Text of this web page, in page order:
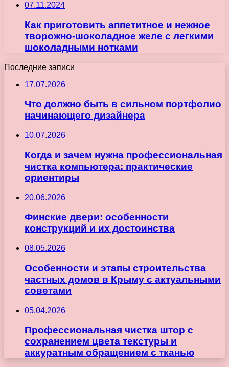
07.11.2024
Как приготовить аппетитное и нежное
творожно-шоколадное желе с легкими
шоколадными нотками
Последние записи
17.07.2026
Что должно быть в сильном портфолио
начинающего дизайнера
10.07.2026
Когда и зачем нужна профессиональная
чистка компьютера: практические
ориентиры
20.06.2026
Финские двери: особенности
конструкций и их достоинства
08.05.2026
Особенности и этапы строительства
частных домов в Крыму с актуальными
советами
05.04.2026
Профессиональная чистка штор с
сохранением цвета текстуры и
аккуратным обращением с тканью